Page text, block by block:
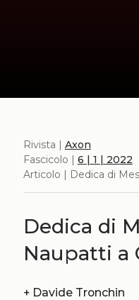
Rivista | Axon
Fascicolo | 6 | 1 | 2022
Articolo | Dedica di
Dedica di
Naupatti a
+ Davide Tronchin